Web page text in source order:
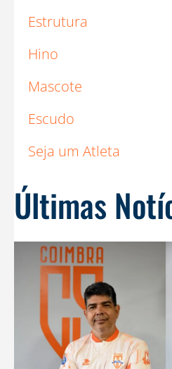
Estrutura
Hino
Mascote
Escudo
Seja um Atleta
Últimas